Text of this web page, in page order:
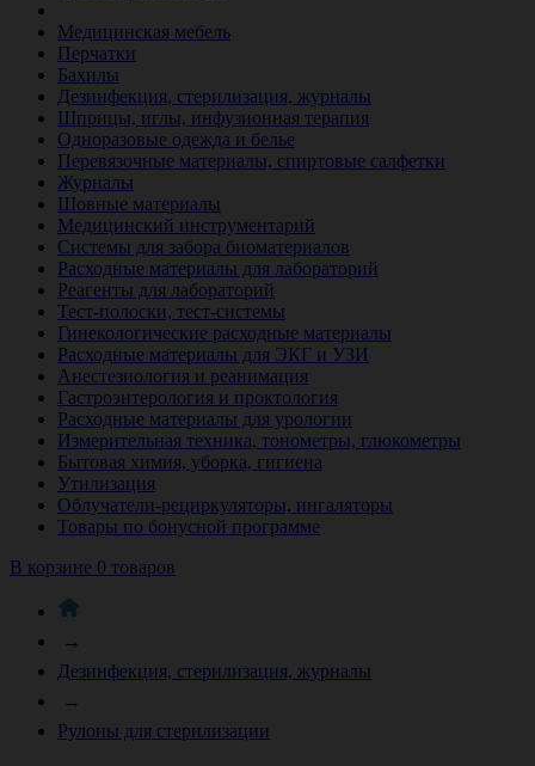
Медицинская мебель
Перчатки
Бахилы
Дезинфекция, стерилизация, журналы
Шприцы, иглы, инфузионная терапия
Одноразовые одежда и белье
Перевязочные материалы, спиртовые салфетки
Журналы
Шовные материалы
Медицинский инструментарий
Системы для забора биоматериалов
Расходные материалы для лабораторий
Реагенты для лабораторий
Тест-полоски, тест-системы
Гинекологические расходные материалы
Расходные материалы для ЭКГ и УЗИ
Анестезиология и реанимация
Гастроэнтерология и проктология
Расходные материалы для урологии
Измерительная техника, тонометры, глюкометры
Бытовая химия, уборка, гигиена
Утилизация
Облучатели-рециркуляторы, ингаляторы
Товары по бонусной программе
В корзине 0 товаров
→
Дезинфекция, стерилизация, журналы
→
Рулоны для стерилизации